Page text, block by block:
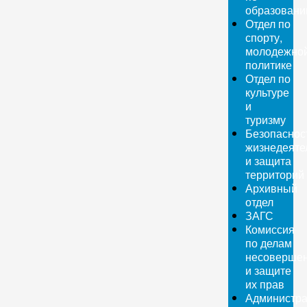
Отдел по
спорту,
политике
Отдел по
культуре
и
туризму
и защита
территорий
Архивный
отдел
ЗАГС
Комиссия
по делам
и защите
их прав